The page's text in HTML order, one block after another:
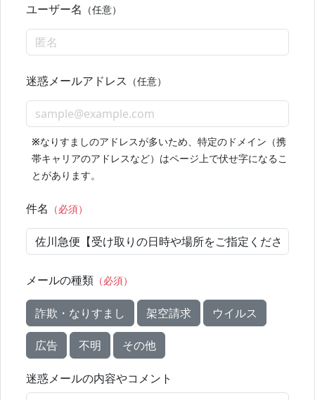
ユーザー名 （任意）
迷惑メールアドレス （任意）
※なりすましのアドレスが多いため、特定のドメイン（携
帯キャリアのアドレスなど）はページ上で伏せ字になるこ
とがあります。
件名 （必須）
メールの種類 （必須）
詐欺・なりすまし 架空請求 ウイルス
広告 不明 その他
迷惑メールの内容やコメント